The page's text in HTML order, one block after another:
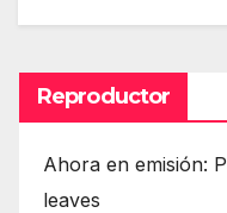
Reproductor
Ahora en emisión:
leaves